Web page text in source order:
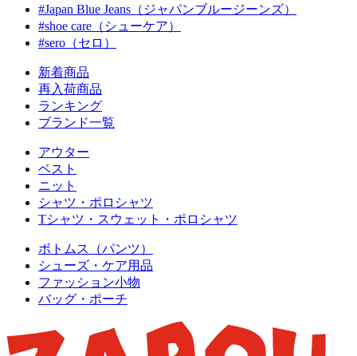
#Japan Blue Jeans（ジャパンブルージーンズ）
#shoe care（シューケア）
#sero（セロ）
新着商品
再入荷商品
ランキング
ブランド一覧
アウター
ベスト
ニット
シャツ・ポロシャツ
Tシャツ・スウェット・ポロシャツ
ボトムス（パンツ）
シューズ・ケア用品
ファッション小物
バッグ・ポーチ